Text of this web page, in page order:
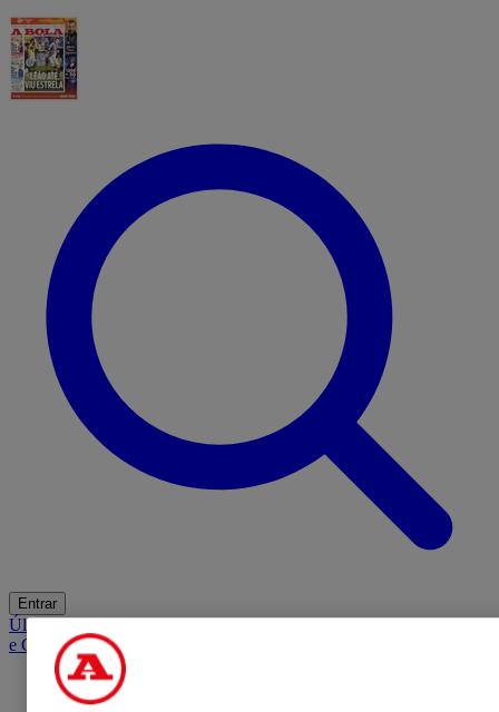
Entrar
ÚltimasMercadoOpiniãoiGaming HubA BOLA SUGEREBarba
e Cabelo